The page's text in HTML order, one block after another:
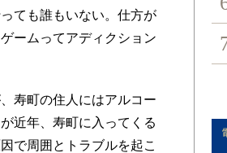
ても誰もいない。仕方が
ームってアディクション
寿町の住人にはアルコー
近年、寿町に入ってくる
で周囲とトラブルを起こ